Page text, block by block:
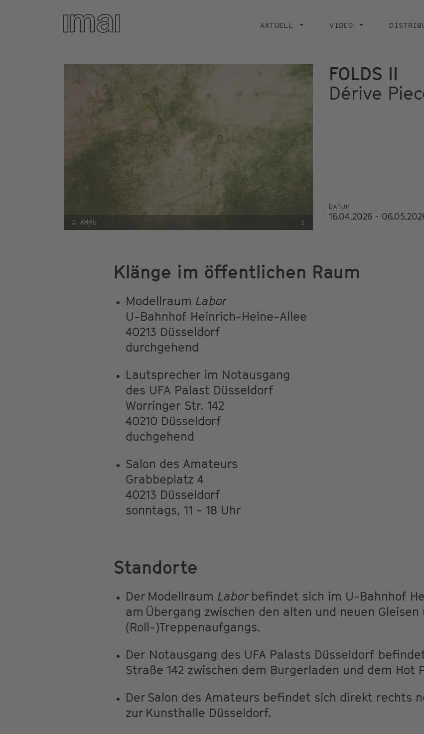
navigation
AKTUELL VIDEO
© KMRU i
FOLDS II
Dérive
DATUM
16.04.2026 -
Klänge im öffentlichen Raum
Modellraum Labor
U-Bahnhof Heinrich-Heine-Allee
40213 Düsseldorf
durchgehend
Lautsprecher im Notausgang
des UFA Palast Düsseldorf
Worringer Str. 142
40210 Düsseldorf
duchgehend
Salon des Amateurs
Grabbeplatz 4
40213 Düsseldorf
sonntags, 11 - 18 Uhr
Standorte
Der Modellraum Labor befindet sich im U-Bahnhof
am Übergang zwischen den alten und neuen
(Roll-)Treppenaufgangs.
Der Notausgang des UFA Palasts Düsseldorf
Straße 142 zwischen dem Burgerladen und dem Hot
Der Salon des Amateurs befindet sich direkt rechts
zur Kunsthalle Düsseldorf.